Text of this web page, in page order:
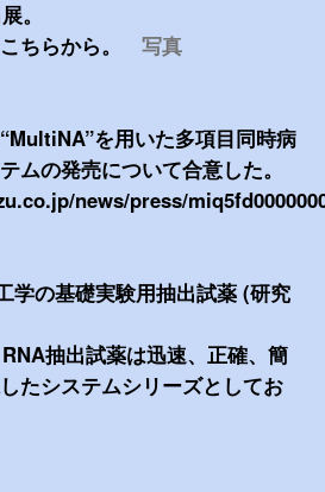
。
こちらから。写真
を用いた多項目同時病
ムの発売について合意した。
news/press/
学の基礎実験用抽出試薬 (研究
。
抽出試薬は迅速、正確、簡
たシステムシリーズとしてお